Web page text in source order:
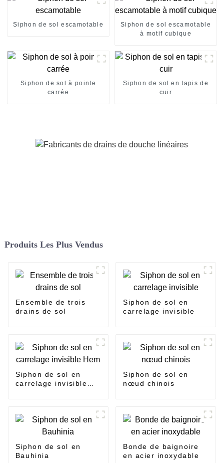
Siphon de sol escamotable
Siphon de sol escamotable
à motif cubique
Siphon de sol à pointe
carrée
Siphon de sol en tapis de
cuir
Produits Les Plus Vendus
Ensemble de trois
drains de sol
Siphon de sol en
carrelage invisible
Siphon de sol en
carrelage invisible
Siphon de sol en
nœud chinois
Siphon de sol en
Bauhinia
Bonde de baignoire
en acier inoxydable